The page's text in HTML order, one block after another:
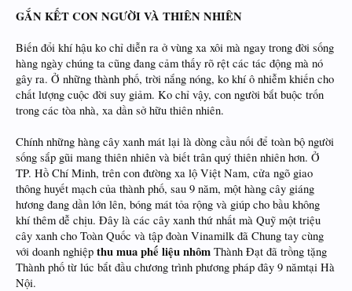
GẮN KẾT CON NGƯỜI VÀ THIÊN NHIÊN
Biến đổi khí hậu ko chỉ diễn ra ở vùng xa xôi mà ngay trong đời sống
hàng ngày chúng ta cũng đang cảm thấy rõ rệt các tác động mà nó
gây ra. Ở những thành phố, trời nắng nóng, ko khí ô nhiễm khiến cho
chất lượng cuộc đời suy giảm. Ko chỉ vậy, con người bắt buộc trốn
trong các tòa nhà, xa dần sở hữu thiên nhiên.
Chính những hàng cây xanh mát lại là dòng cầu nối để toàn bộ người
sống sắp gũi mang thiên nhiên và biết trân quý thiên nhiên hơn. Ở
TP. Hồ Chí Minh, trên con đường xa lộ Việt Nam, cửa ngõ giao
thông huyết mạch của thành phố, sau 9 năm, một hàng cây giáng
hương đang dần lớn lên, bóng mát tỏa rộng và giúp cho bầu không
khí thêm dễ chịu. Đây là các cây xanh thứ nhất mà Quỹ một triệu
cây xanh cho Toàn Quốc và tập đoàn Vinamilk đã Chung tay cùng
với doanh nghiệp thu mua phế liệu nhôm Thành Đạt đã trồng tặng
Thành phố từ lúc bắt đầu chương trình phương pháp đây 9 nămtại Hà
Nội.